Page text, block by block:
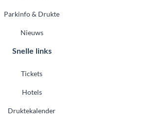
Parkinfo & Drukte
Nieuws
Snelle links
Tickets
Hotels
Druktekalender